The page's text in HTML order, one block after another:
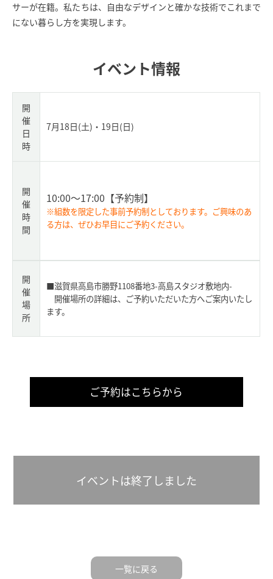
サーが在籍。私たちは、自由なデザインと確かな技術でこれまで
にない暮らし方を実現します。
イベント情報
開
催
日
時
7月18日(土)・19日(日)
開
催
時
間
10:00～17:00 【予約制】
※組数を限定した事前予約制としております。ご興味のあ
る方は、ぜひお早目にご予約ください。
開
催
場
所
■滋賀県高島市勝野1108番地3-高島スタジオ敷地内-
開催場所の詳細は、ご予約いただいた方へご案内いたし
ます。
ご予約はこちらから
イベントは終了しました
一覧に戻る